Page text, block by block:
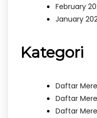
February
January
Kategori
Daftar
Daftar
Daftar